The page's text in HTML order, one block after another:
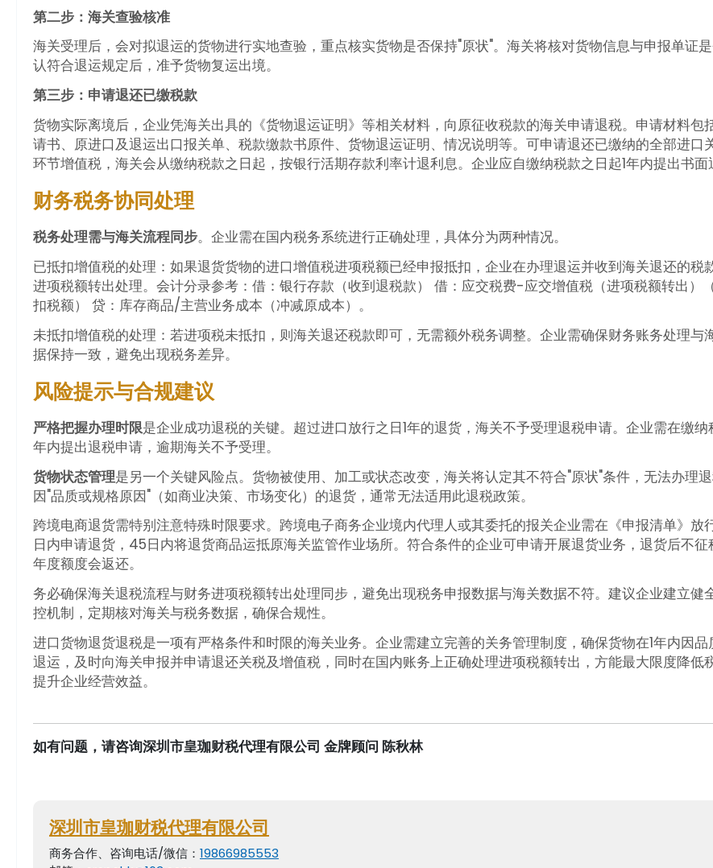
第二步：海关查验核准
海关受理后，会对拟退运的货物进行实地查验，重点核实货物是否保持"原状"。海关将核对货物信息与申报单证
认符合退运规定后，准予货物复运出境。
第三步：申请退还已缴税款
货物实际离境后，企业凭海关出具的《货物退运证明》等相关材料，向原征收税款的海关申请退税。申请材料包
请书、原进口及退运出口报关单、税款缴款书原件、货物退运证明、情况说明等。可申请退还已缴纳的全部进口
环节增值税，海关会从缴纳税款之日起，按银行活期存款利率计退利息。企业应自缴纳税款之日起1年内提出书面
财务税务协同处理
税务处理需与海关流程同步。企业需在国内税务系统进行正确处理，具体分为两种情况。
已抵扣增值税的处理：如果退货货物的进口增值税进项税额已经申报抵扣，企业在办理退运并收到海关退还的税
进项税额转出处理。会计分录参考：借：银行存款（收到退税款） 借：应交税费-应交增值税（进项税额转出）
扣税额） 贷：库存商品/主营业务成本（冲减原成本）。
未抵扣增值税的处理：若进项税未抵扣，则海关退还税款即可，无需额外税务调整。企业需确保财务账务处理与
据保持一致，避免出现税务差异。
风险提示与合规建议
严格把握办理时限是企业成功退税的关键。超过进口放行之日1年的退货，海关不予受理退税申请。企业需在缴纳
年内提出退税申请，逾期海关不予受理。
货物状态管理是另一个关键风险点。货物被使用、加工或状态改变，海关将认定其不符合"原状"条件，无法办理
因"品质或规格原因"（如商业决策、市场变化）的退货，通常无法适用此退税政策。
跨境电商退货需特别注意特殊时限要求。跨境电子商务企业境内代理人或其委托的报关企业需在《申报清单》放
日内申请退货，45日内将退货商品运抵原海关监管作业场所。符合条件的企业可申请开展退货业务，退货后不征
年度额度会返还。
务必确保海关退税流程与财务进项税额转出处理同步，避免出现税务申报数据与海关数据不符。建议企业建立健
控机制，定期核对海关与税务数据，确保合规性。
进口货物退货退税是一项有严格条件和时限的海关业务。企业需建立完善的关务管理制度，确保货物在1年内因品
退运，及时向海关申报并申请退还关税及增值税，同时在国内账务上正确处理进项税额转出，方能最大限度降低
提升企业经营效益。
如有问题，请咨询深圳市皇珈财税代理有限公司 金牌顾问 陈秋林
深圳市皇珈财税代理有限公司
商务合作、咨询电话/微信： 19866985553